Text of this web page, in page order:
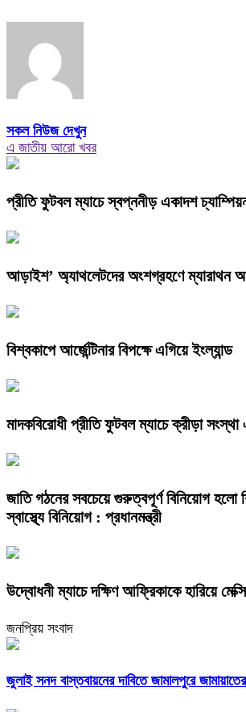
সকল নিউজ দেখুন
এ জাতীয় আরো খবর
প্রীতি ফুটবল ম্যাচে স্বপ্ননীড় একাদশ
আড়াইশ’ অ্যাথলেটদের অংশগ্রহণে ম্যারাথন
বিশ্বকাপে আর্জেন্টিনার বিপক্ষে এগিয়ে ইংল্যান্ড
মাদকবিরোধী প্রীতি ফুটবল ম্যাচে ক্রীড়া
জাতি গঠনের সবচেয়ে গুরুত্বপূর্ণ বিনিয়োগ হলো
স্বাস্থ্যে বিনিয়োগ : প্রধানমন্ত্রী
উদ্বোধনী ম্যাচে দক্ষিণ আফ্রিকাকে হারিয়ে
জনপ্রিয় সংবাদ
জুলাই সনদ বাস্তবায়নের দাবিতে জামালপুরে